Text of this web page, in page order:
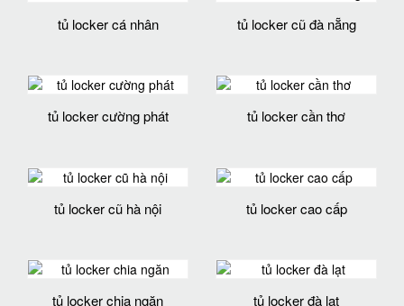
tủ locker cá nhân tủ locker cũ đà nẵng
tủ locker cường phát tủ locker cần thơ
tủ locker cũ hà nội tủ locker cao cấp
tủ locker chia ngăn tủ locker đà lạt